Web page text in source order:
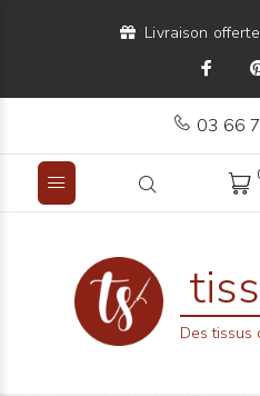
Livraison
03 66
Des tissus